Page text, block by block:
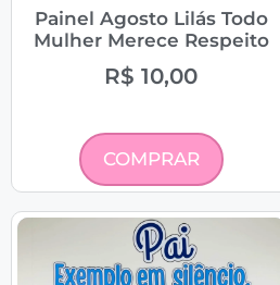
Painel Agosto Lilás Todo
Mulher Merece Respeito
R$ 10,00
COMPRAR